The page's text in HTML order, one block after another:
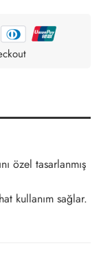
özel tasarlanmış
kullanım sağlar.